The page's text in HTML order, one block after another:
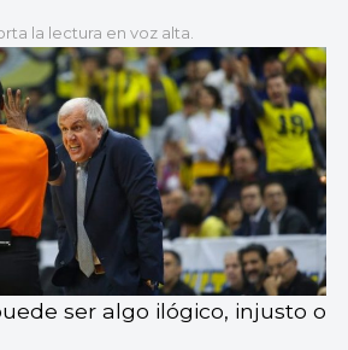
la lectura en voz alta.
ser algo ilógico, injusto o